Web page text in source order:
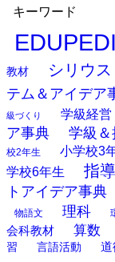
キーワード
教材
シリウス
テム＆アイデア
級づくり 学級経営
ア事典
学級
校2年生
小学校3
学校6年生
指
トアイデア事典
物語文 理科
会科教材
算数
習
言語活動 道